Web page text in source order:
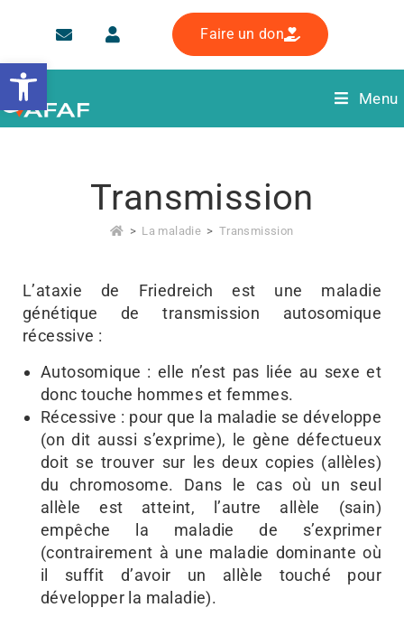
Ouvrir la barre d’outils
Faire un don
Menu
Transmission
> La maladie > Transmission
L’ataxie de Friedreich est une maladie
génétique de transmission autosomique
récessive :
Autosomique : elle n’est pas liée au sexe et
donc touche hommes et femmes.
Récessive : pour que la maladie se développe
(on dit aussi s’exprime), le gène défectueux
doit se trouver sur les deux copies (allèles)
du chromosome. Dans le cas où un seul
allèle est atteint, l’autre allèle (sain)
empêche la maladie de s’exprimer
(contrairement à une maladie dominante où
il suffit d’avoir un allèle touché pour
développer la maladie).